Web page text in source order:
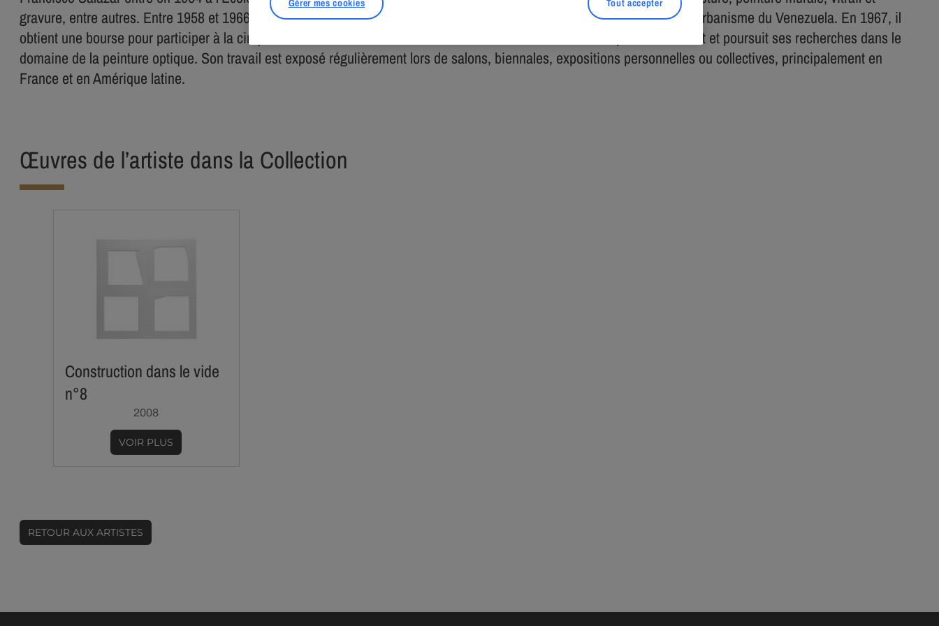
gravure, entre autres. Entre 1958 et 1966, il est professeur de composition et de dessin à l’Université d’Architecture et d’Urbanisme du Venezuela. En 1967, il
obtient une bourse pour participer à la cinquième Biennale des Jeunes Créateurs de Paris. Il vit à Paris depuis ce moment et poursuit ses recherches dans le
domaine de la peinture optique. Son travail est exposé régulièrement lors de salons, biennales, expositions personnelles ou collectives, principalement en
France et en Amérique latine.
Œuvres de l’artiste dans la Collection
Construction dans le vide
n°8
2008
VOIR PLUS
RETOUR AUX ARTISTES
Tout accepter
Gérer mes cookies